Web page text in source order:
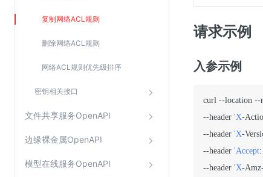
复制网络ACL规则
删除网络ACL规则
网络ACL规则优先级排序
密钥相关接口
文件共享服务OpenAPI
边缘裸金属OpenAPI
模型在线服务OpenAPI
请求示例
入参示例
curl --location --
--header 'X-
--header 'X-
--header 'Accept
--header 'X-